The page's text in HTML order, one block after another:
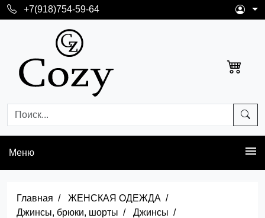
+7(918)754-59-64
Меню
Главная
ЖЕНСКАЯ ОДЕЖДА
Джинсы, брюки, шорты
Джинсы